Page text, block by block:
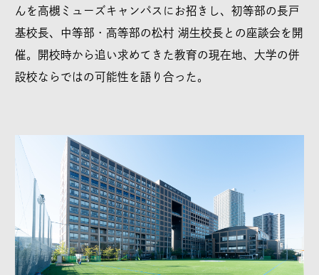
んを高槻ミューズキャンパスにお招きし、初等部の長戸
基校長、中等部・高等部の松村 湖生校長との座談会を開
催。開校時から追い求めてきた教育の現在地、大学の併
設校ならではの可能性を語り合った。